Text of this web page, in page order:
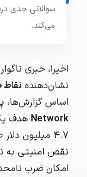
سوالاتی جدی
می‌کند.
اخیرا، خبری
نشان‌دهنده
اساس گزارش‌ها،
Network هدف
۴.۷ میلیون
نقص امنیتی به
امکان ضرب